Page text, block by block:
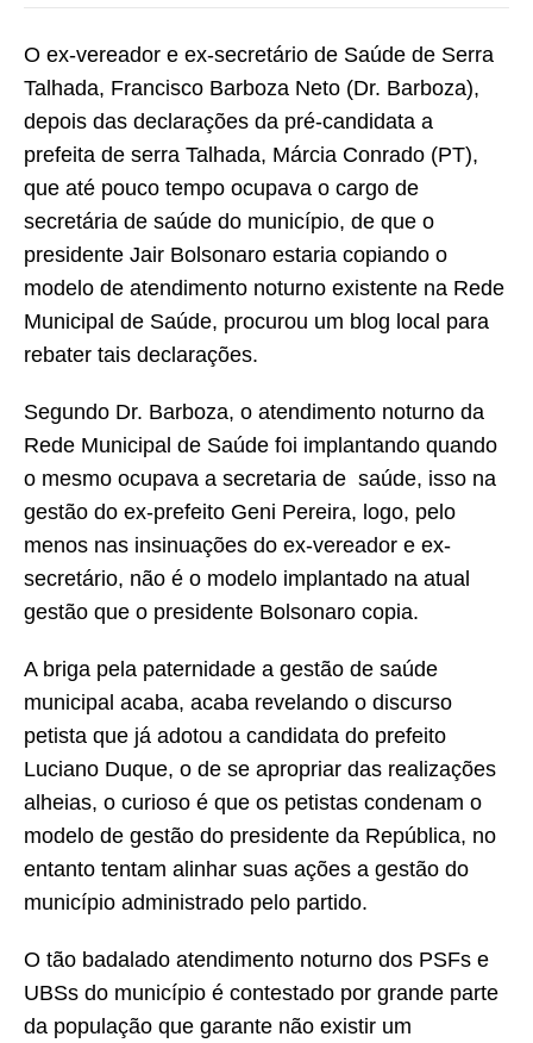
O ex-vereador e ex-secretário de Saúde de Serra
Talhada, Francisco Barboza Neto (Dr. Barboza),
depois das declarações da pré-candidata a
prefeita de serra Talhada, Márcia Conrado (PT),
que até pouco tempo ocupava o cargo de
secretária de saúde do município, de que o
presidente Jair Bolsonaro estaria copiando o
modelo de atendimento noturno existente na Rede
Municipal de Saúde, procurou um blog local para
rebater tais declarações.
Segundo Dr. Barboza, o atendimento noturno da
Rede Municipal de Saúde foi implantando quando
o mesmo ocupava a secretaria de saúde, isso na
gestão do ex-prefeito Geni Pereira, logo, pelo
menos nas insinuações do ex-vereador e ex-
secretário, não é o modelo implantado na atual
gestão que o presidente Bolsonaro copia.
A briga pela paternidade a gestão de saúde
municipal acaba, acaba revelando o discurso
petista que já adotou a candidata do prefeito
Luciano Duque, o de se apropriar das realizações
alheias, o curioso é que os petistas condenam o
modelo de gestão do presidente da República, no
entanto tentam alinhar suas ações a gestão do
município administrado pelo partido.
O tão badalado atendimento noturno dos PSFs e
UBSs do município é contestado por grande parte
da população que garante não existir um